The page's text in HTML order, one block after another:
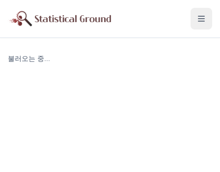
불러오는 중...